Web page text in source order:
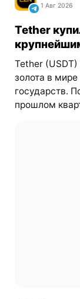
1 Авг 2026
Tether
Tether
золота в
государств.
прошлом